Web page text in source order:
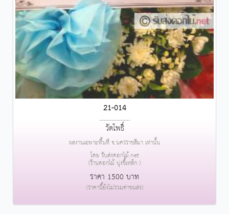
21-014
....................
วัดโพธิ์
ผลงานเฉพาะพื้นที่ จ.นครราชสีมา เท่านั้น
โดย รับส่งดอกไม้.net
(ร้านดอกไม้ บุ่งขี้เหล็ก )
ราคา 1500 บาท
(ราคานี้ยังไม่รวมค่าขนส่ง)